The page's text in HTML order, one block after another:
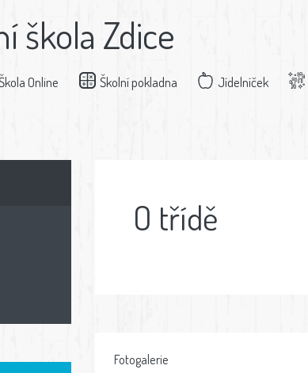
škola Zdice
Online Školní pokladna Jídelníček
O třídě
Fotogalerie